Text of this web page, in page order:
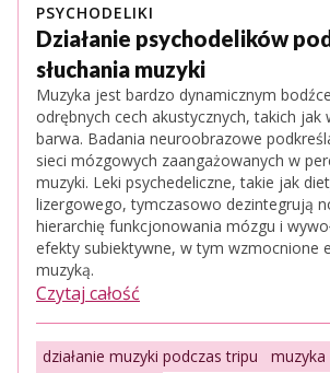
PSYCHODELIKI
Działanie psychodelików
słuchania muzyki
Muzyka jest bardzo dynamicznym
odrębnych cech akustycznych, takich jak
barwa. Badania neuroobrazowe
sieci mózgowych zaangażowanych w
muzyki. Leki psychedeliczne, takie jak
lizergowego, tymczasowo dezintegrują
hierarchię funkcjonowania mózgu i
efekty subiektywne, w tym wzmocnione
muzyką.
Czytaj całość
działanie muzyki podczas tripu